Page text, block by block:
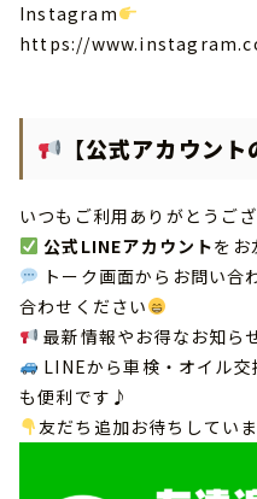
Instagram
https://
【公式アカウント
いつもご利用ありがとうご
公式LINEアカウントをお
トーク画面からお問い合
合わせください
最新情報やお得なお知ら
LINEから車検・オイル
も便利です♪
友だち追加お待ちしてい